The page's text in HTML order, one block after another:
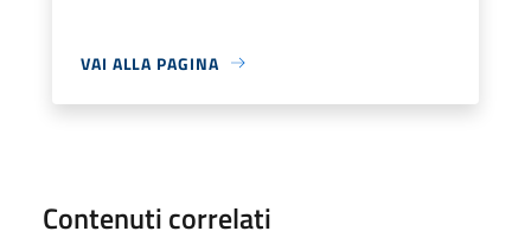
VAI ALLA PAGINA
Contenuti correlati